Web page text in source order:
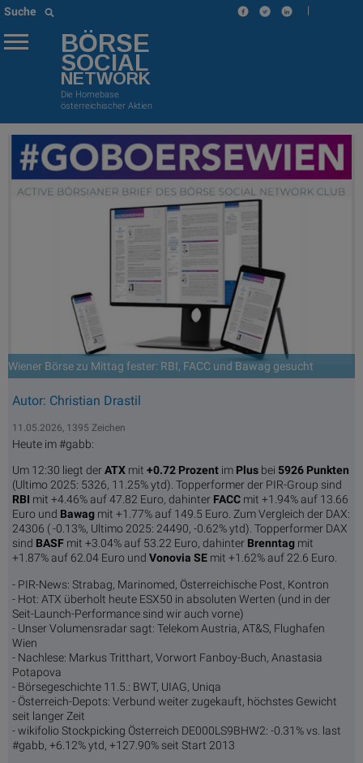
Suche |
BÖRSE
SOCIAL
NETWORK
Die Homebase
österreichischer Aktien
Wiener Börse zu Mittag fester: RBI, FACC und Bawag gesucht
Autor: Christian Drastil
11.05.2026, 1395 Zeichen
Heute im #gabb:
Um 12:30 liegt derATX mit +0.72 Prozent im Plus bei 5926 Punkten
(Ultimo 2025: 5326, 11.25% ytd). Topperformer der PIR-Group sind
RBI mit +4.46% auf 47.82 Euro, dahinter FACC mit +1.94% auf 13.66
Euro und Bawag mit +1.77% auf 149.5 Euro. Zum Vergleich der DAX:
24306 ( -0.13%, Ultimo 2025: 24490, -0.62% ytd). Topperformer DAX
sind BASF mit +3.04% auf 53.22 Euro, dahinter Brenntag mit
+1.87% auf 62.04 Euro und Vonovia SE mit +1.62% auf 22.6 Euro.
- PIR-News: Strabag, Marinomed, Österreichische Post, Kontron
- Hot: ATX überholt heute ESX50 in absoluten Werten (und in der
Seit-Launch-Performance sind wir auch vorne)
- Unser Volumensradar sagt: Telekom Austria, AT&S, Flughafen
Wien
- Nachlese: Markus Tritthart, Vorwort Fanboy-Buch, Anastasia
Potapova
- Börsegeschichte 11.5.: BWT, UIAG, Uniqa
- Österreich-Depots: Verbund weiter zugekauft, höchstes Gewicht
seit langer Zeit
- wikifolio Stockpicking Öster­reich DE000LS9BHW2: -0.31% vs. last
#gabb, +6.12% ytd, +127.90% seit Start 2013